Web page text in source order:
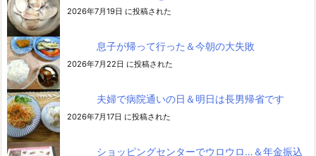
2026年7月19日 に投稿された
息子が帰って行った＆今朝の大失敗
2026年7月22日 に投稿された
夫婦で病院通いの日＆明日は長男帰省です
2026年7月17日 に投稿された
ショッピングセンターでウロウロ…＆年金振込